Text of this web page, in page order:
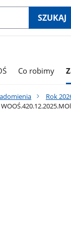
SZUKAJ
Co robimy
Rok